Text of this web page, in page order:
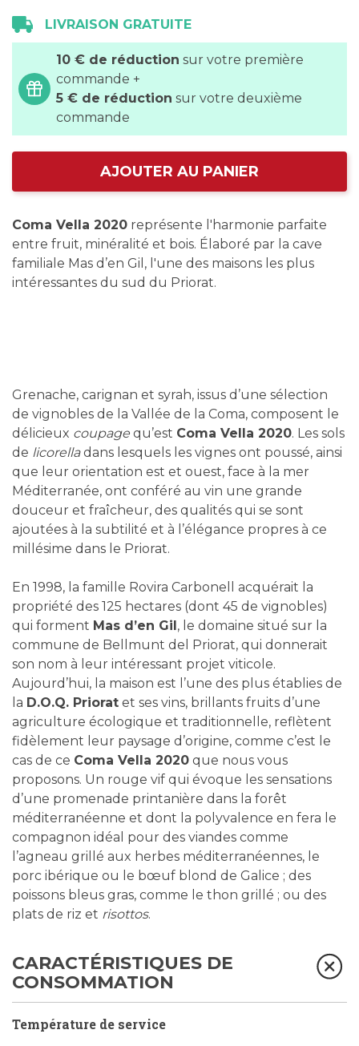
LIVRAISON GRATUITE
10 € de réduction sur votre première
commande +
5 € de réduction sur votre deuxième
commande
AJOUTER AU PANIER
Coma Vella 2020 représente l'harmonie parfaite
entre fruit, minéralité et bois. Élaboré par la cave
familiale Mas d’en Gil, l'une des maisons les plus
intéressantes du sud du Priorat.
Grenache, carignan et syrah, issus d’une sélection
de vignobles de la Vallée de la Coma, composent le
délicieux coupage qu’est Coma Vella 2020. Les sols
de licorelladans lesquels les vignes ont poussé, ainsi
que leur orientation est et ouest, face à la mer
Méditerranée, ont conféré au vin une grande
douceur et fraîcheur, des qualités qui se sont
ajoutées à la subtilité et à l’élégance propres à ce
millésime dans le Priorat.
En 1998, la famille Rovira Carbonell acquérait la
propriété des 125 hectares (dont 45 de vignobles)
qui forment Mas d’en Gil , le domaine situé sur la
commune de Bellmunt del Priorat, qui donnerait
son nom à leur intéressant projet viticole.
Aujourd’hui, la maison est l’une des plus établies de
la D.O.Q. Priorat et ses vins, brillants fruits d’une
agriculture écologique et traditionnelle, reflètent
fidèlement leur paysage d’origine, comme c’est le
cas de ce Coma Vella 2020 que nous vous
proposons. Un rouge vif qui évoque les sensations
d’une promenade printanière dans la forêt
méditerranéenne et dont la polyvalence en fera le
compagnon idéal pour des viandes comme
l’agneau grillé aux herbes méditerranéennes, le
porc ibérique ou le bœuf blond de Galice ; des
poissons bleus gras, comme le thon grillé ; ou des
plats de riz et risottos.
CARACTÉRISTIQUES DE
CONSOMMATION
Température de service